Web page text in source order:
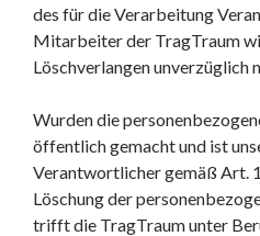
des für die Verarbeitung
Mitarbeiter der TragTraum
Löschverlangen unverzüglich
Wurden die
öffentlich gemacht und ist
Verantwortlicher gemäß Art.
Löschung der
trifft die TragTraum unter